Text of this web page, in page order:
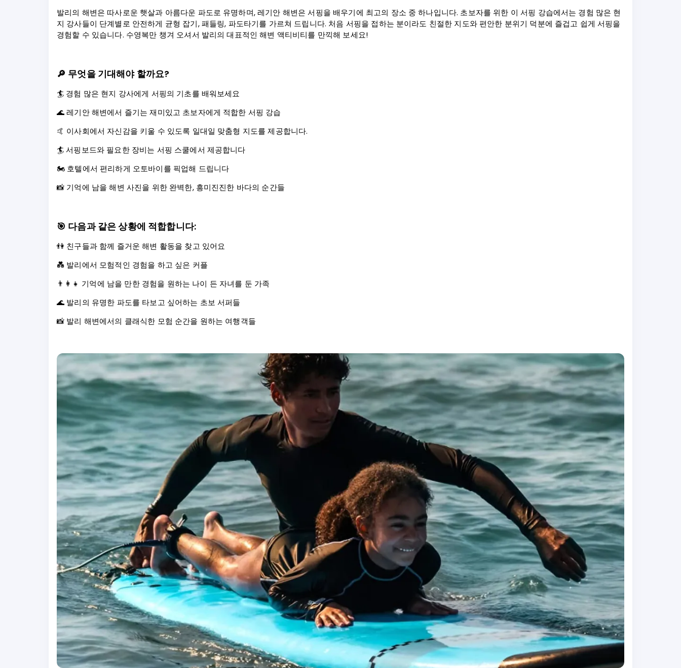
발리의 해변은 따사로운 햇살과 아름다운 파도로 유명하며, 레기안 해변은 서핑을 배우기에 최고의 장소 중 하나입니다. 초보자를 위한 이 서핑 강습에서는 경험 많은 현
지 강사들이 단계별로 안전하게 균형 잡기, 패들링, 파도타기를 가르쳐 드립니다. 처음 서핑을 접하는 분이라도 친절한 지도와 편안한 분위기 덕분에 즐겁고 쉽게 서핑을
경험할 수 있습니다. 수영복만 챙겨 오셔서 발리의 대표적인 해변 액티비티를 만끽해 보세요!
🔎 무엇을 기대해야 할까요?
🏄 경험 많은 현지 강사에게 서핑의 기초를 배워보세요
🌊 레기안 해변에서 즐기는 재미있고 초보자에게 적합한 서핑 강습
🤙 이사회에서 자신감을 키울 수 있도록 일대일 맞춤형 지도를 제공합니다.
🏄 서핑보드와 필요한 장비는 서핑 스쿨에서 제공합니다
🏍️ 호텔에서 편리하게 오토바이를 픽업해 드립니다
📸 기억에 남을 해변 사진을 위한 완벽한, 흥미진진한 바다의 순간들
🎯 다음과 같은 상황에 적합합니다:
👫 친구들과 함께 즐거운 해변 활동을 찾고 있어요
💑 발리에서 모험적인 경험을 하고 싶은 커플
👨‍👩‍👧 기억에 남을 만한 경험을 원하는 나이 든 자녀를 둔 가족
🌊 발리의 유명한 파도를 타보고 싶어하는 초보 서퍼들
📸 발리 해변에서의 클래식한 모험 순간을 원하는 여행객들